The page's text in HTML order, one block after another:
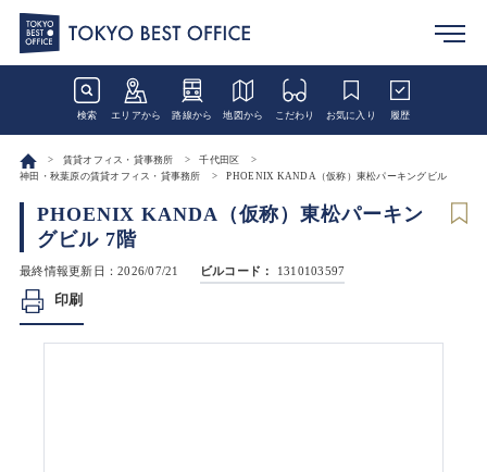
検索 エリアから 路線から 地図から こだわり お気に入り 履歴
賃貸オフィス・貸事務所
千代田区
神田・秋葉原の賃貸オフィス・貸事務所
PHOENIX KANDA（仮称）東松パーキングビル
PHOENIX KANDA（仮称）東松パーキン
グビル 7階
最終情報更新日：2026/07/21 ビルコード： 1310103597
印刷